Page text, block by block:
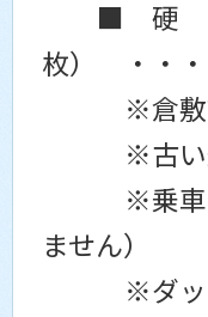
■ 硬 券
枚） ・・
※倉敷市
※古い乗
※乗車票
ません）
※ダッチ